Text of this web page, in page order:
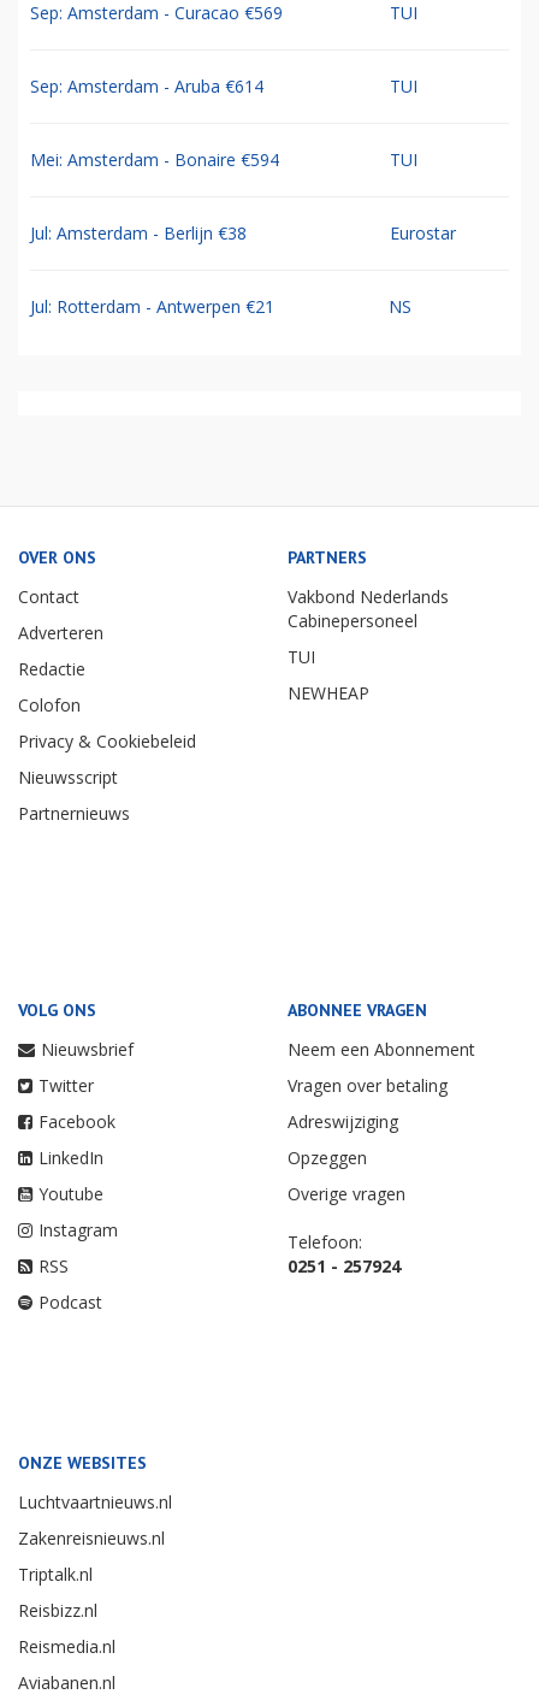
Sep: Amsterdam - Curacao €569 TUI
Sep: Amsterdam - Aruba €614 TUI
Mei: Amsterdam - Bonaire €594 TUI
Jul: Amsterdam - Berlijn €38 Eurostar
Jul: Rotterdam - Antwerpen €21 NS
OVER ONS
Contact
Adverteren
Redactie
Colofon
Privacy & Cookiebeleid
Nieuwsscript
Partnernieuws
PARTNERS
Vakbond Nederlands
Cabinepersoneel
TUI
NEWHEAP
VOLG ONS
Nieuwsbrief
Twitter
Facebook
LinkedIn
Youtube
Instagram
RSS
Podcast
ABONNEE VRAGEN
Neem een Abonnement
Vragen over betaling
Adreswijziging
Opzeggen
Overige vragen
Telefoon:
0251 - 257924
ONZE WEBSITES
Luchtvaartnieuws.nl
Zakenreisnieuws.nl
Triptalk.nl
Reisbizz.nl
Reismedia.nl
Aviabanen.nl